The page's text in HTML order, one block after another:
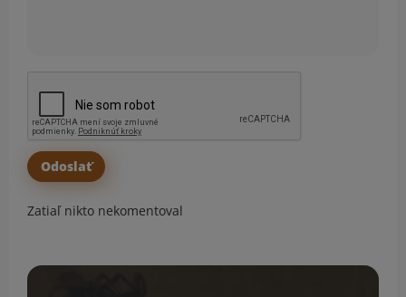
Zatiaľ nikto nekomentoval